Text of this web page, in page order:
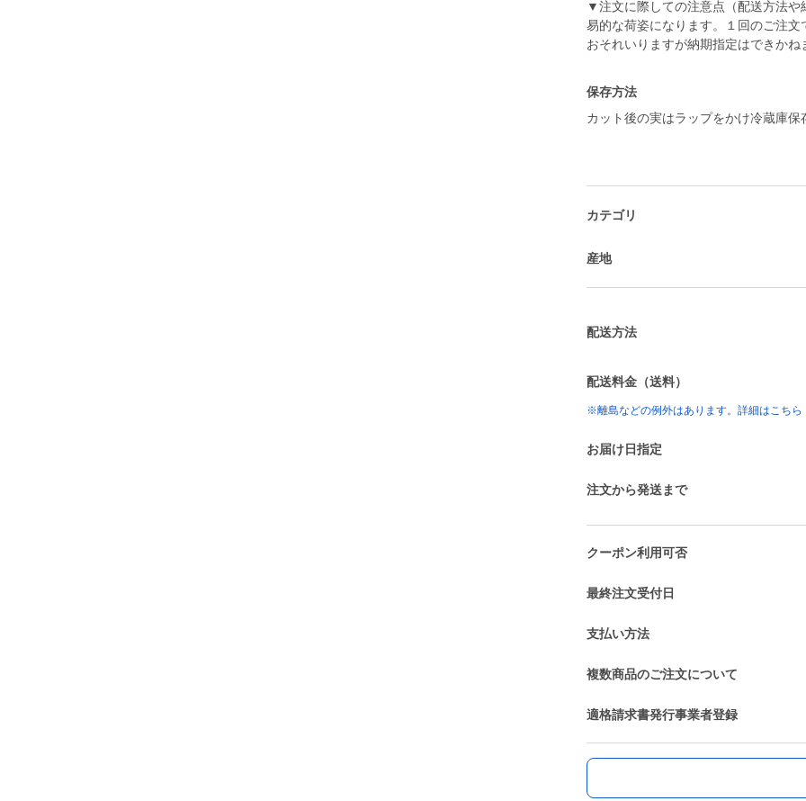
▼注文に際しての注意点（配送方法
易的な荷姿になります。１回のご注
おそれいりますが納期指定はできかね
保存方法
カット後の実はラップをかけ冷蔵庫保
カテゴリ
産地
配送方法
配送料金（送料）
※離島などの例外はあります。詳細はこちら
お届け日指定
注文から発送まで
クーポン利用可否
最終注文受付日
支払い方法
複数商品のご注文について
適格請求書発行事業者登録